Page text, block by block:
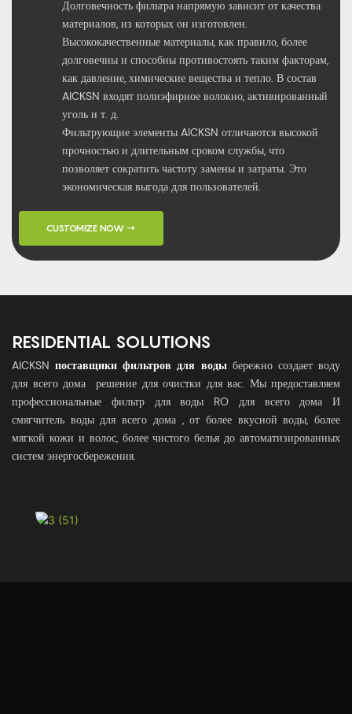
Долговечность фильтра напрямую зависит от качества
материалов, из которых он изготовлен.
Высококачественные материалы, как правило, более
долговечны и способны противостоять таким факторам,
как давление, химические вещества и тепло. В состав
AICKSN входят полиэфирное волокно, активированный
уголь и т. д.
Фильтрующие элементы AICKSN отличаются высокой
прочностью и длительным сроком службы, что
позволяет сократить частоту замены и затраты. Это
экономическая выгода для пользователей.
CUSTOMIZE NOW →
RESIDENTIAL SOLUTIONS
AICKSNпоставщики фильтров для воды бережно создает воду
для всего дома решение для очистки для вас. Мы предоставляем
профессиональные фильтр для воды RO для всего дома И
смягчитель воды для всего дома
, от более вкусной воды, более
мягкой кожи и волос, более чистого белья до автоматизированных
систем энергосбережения.